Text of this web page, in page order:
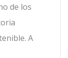
de los
A